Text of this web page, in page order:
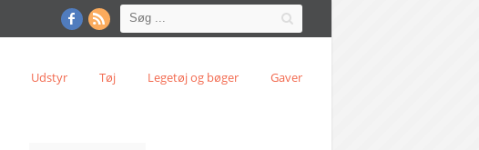
Udstyr Tøj Legetøj og bøger Gaver